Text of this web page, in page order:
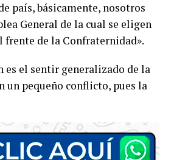
país, básicamente, nosotros
General de la cual se eligen
frente de la Confraternidad».
es el sentir generalizado de la
un pequeño conflicto, pues la